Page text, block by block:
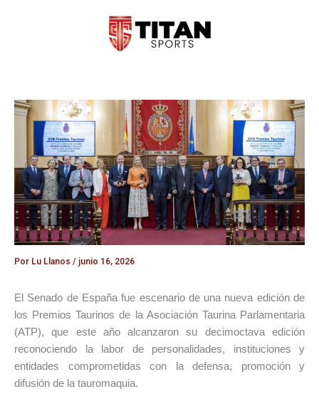
Por Lu Llanos / junio 16, 2026
El Senado de España fue escenario de una nueva edición de
los Premios Taurinos de la Asociación Taurina Parlamentaria
(ATP), que este año alcanzaron su decimoctava edición
reconociendo la labor de personalidades, instituciones y
entidades comprometidas con la defensa, promoción y
difusión de la tauromaquia.